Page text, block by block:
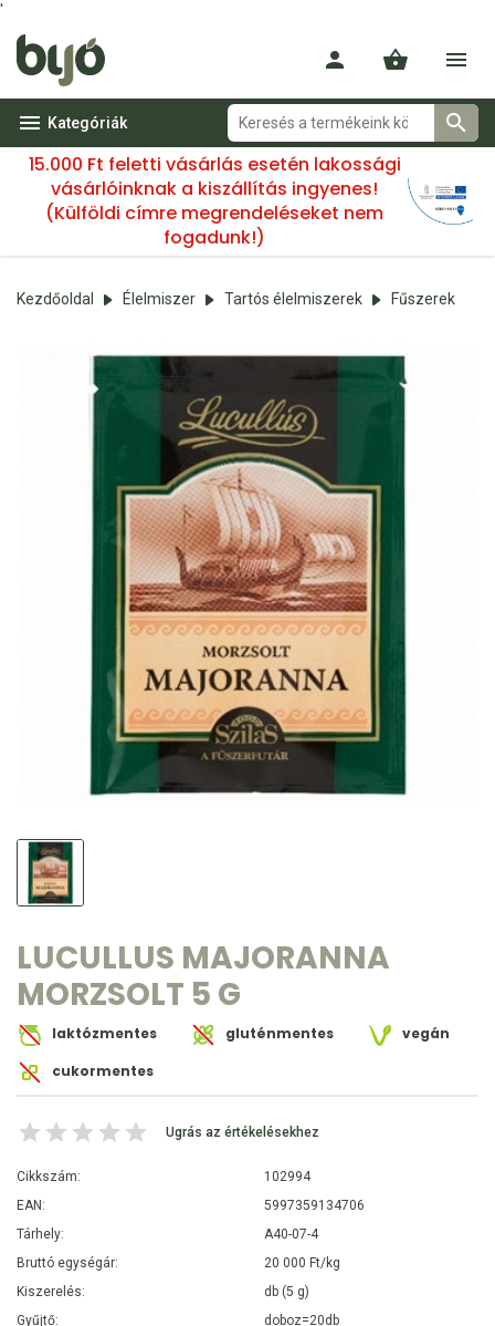
'
Kategóriák
15.000 Ft feletti vásárlás esetén lakossági
vásárlóinknak a kiszállítás ingyenes!
(Külföldi címre megrendeléseket nem
fogadunk!)
Kezdőoldal Élelmiszer Tartós élelmiszerek Fűszerek
LUCULLUS MAJORANNA
MORZSOLT 5 G
laktózmentes gluténmentes
vegán
cukormentes
Ugrás az értékelésekhez
Cikkszám:
102994
EAN:
5997359134706
Tárhely:
A40-07-4
Bruttó egységár:
20 000 Ft/kg
Kiszerelés:
db (5 g)
Gyűjtő:
doboz=20db